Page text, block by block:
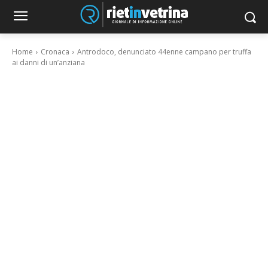
Home Cronaca
Antrodoco, denunciato 44enne campano per truffa
ai danni di un’anziana